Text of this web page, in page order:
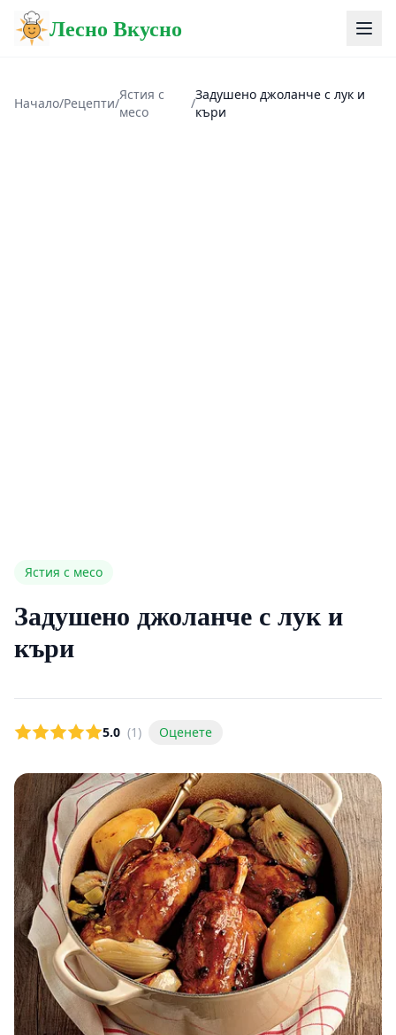
Лесно Вкусно
Начало/Рецепти/
Ястия с
месо
/
Задушено джоланче с лук и
къри
Ястия с месо
Задушено джоланче с лук и
къри
5.0 (1) Оценете